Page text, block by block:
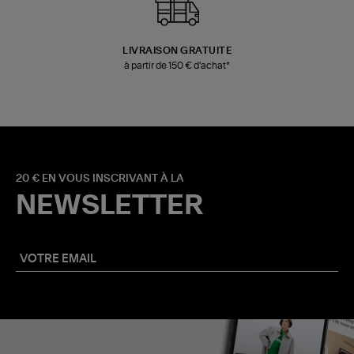
LIVRAISON GRATUITE
à partir de 150 € d'achat*
20 € EN VOUS INSCRIVANT À LA
NEWSLETTER